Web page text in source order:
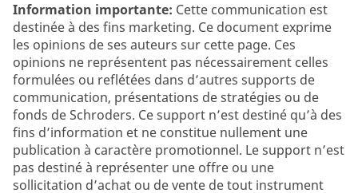
Information importante: Cette communication est
destinée à des fins marketing. Ce document exprime
les opinions de ses auteurs sur cette page. Ces
opinions ne représentent pas nécessairement celles
formulées ou reflétées dans d’autres supports de
communication, présentations de stratégies ou de
fonds de Schroders. Ce support n’est destiné qu’à des
fins d’information et ne constitue nullement une
publication à caractère promotionnel. Le support n’est
pas destiné à représenter une offre ou une
sollicitation d’achat ou de vente de tout instrument